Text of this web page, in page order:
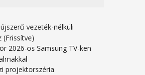
vezeték-nélküli
(Frissítve)
2026-os Samsung TV-ken
projektorszéria